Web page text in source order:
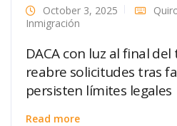
October 3, 2025
Inmigración
DACA con luz al final del
reabre solicitudes tras
persisten límites legales
Read more